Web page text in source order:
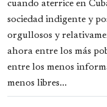
cuando aterrice en
sociedad indigente y
orgullosos y
ahora entre los más
entre los menos
menos libres...